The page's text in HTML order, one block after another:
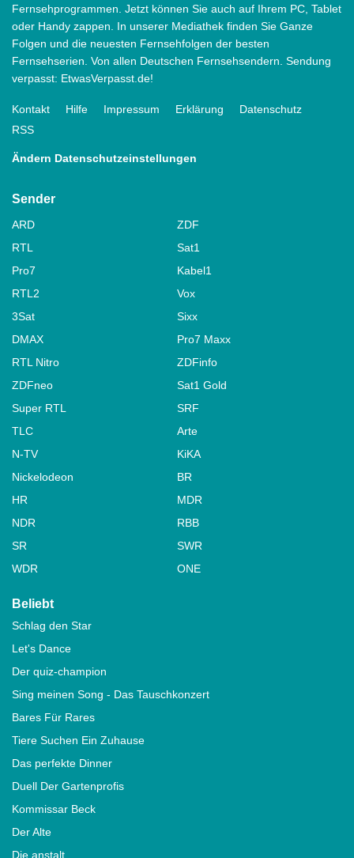
Fernsehprogrammen. Jetzt können Sie auch auf Ihrem PC, Tablet
oder Handy zappen. In unserer Mediathek finden Sie Ganze
Folgen und die neuesten Fernsehfolgen der besten
Fernsehserien. Von allen Deutschen Fernsehsendern. Sendung
verpasst: EtwasVerpasst.de!
Kontakt Hilfe Impressum Erklärung
Datenschutz
RSS
Ändern Datenschutzeinstellungen
Sender
ARD
ZDF
RTL
Sat1
Pro7
Kabel1
RTL2
Vox
3Sat
Sixx
DMAX
Pro7 Maxx
RTL Nitro
ZDFinfo
ZDFneo
Sat1 Gold
Super RTL
SRF
TLC
Arte
N-TV
KiKA
Nickelodeon
BR
HR
MDR
NDR
RBB
SR
SWR
WDR
ONE
Beliebt
Schlag den Star
Let's Dance
Der quiz-champion
Sing meinen Song - Das Tauschkonzert
Bares Für Rares
Tiere Suchen Ein Zuhause
Das perfekte Dinner
Duell Der Gartenprofis
Kommissar Beck
Der Alte
Die anstalt